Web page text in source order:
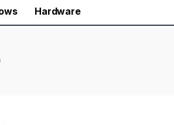
Hardware